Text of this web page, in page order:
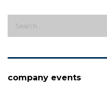
company events